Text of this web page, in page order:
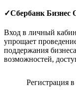
✓Сбербанк Бизнес
Вход в личный
упрощает
поддержания
возможностей,
Регистрация